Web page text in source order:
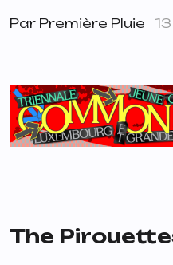
Par Première Pluie
The